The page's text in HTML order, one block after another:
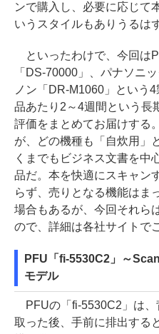
ンで購入し、必要に応じて
いうスタイルもありうるは
といったわけで、今回は
「DS-70000」、パナソニ
ノン「DR-M1060」という
品あたり2～4週間という長
評価をまとめてお届けする
が、どの機種も「自炊用」
くまでもビジネス文書を中
品だ。本を快適にスキャン
らず、売りとなる機能はま
場合もあるが、今回それら
ので、詳細は各社サイトで
PFU「fi-5530C2」～
モデル
PFUの「fi-5530C2」は、
取った後、手前に排出する